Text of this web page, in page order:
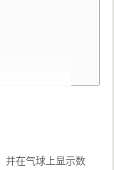
并在气球上显示数